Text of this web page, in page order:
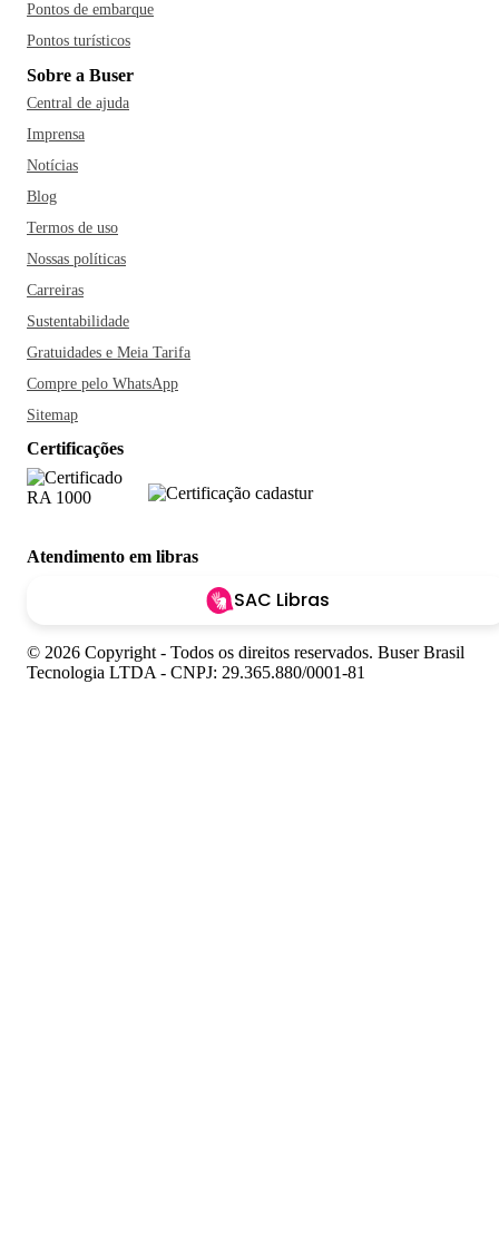
Pontos de embarque
Pontos turísticos
Sobre a Buser
Central de ajuda
Imprensa
Notícias
Blog
Termos de uso
Nossas políticas
Carreiras
Sustentabilidade
Gratuidades e Meia Tarifa
Compre pelo WhatsApp
Sitemap
Certificações
Atendimento em libras
SAC Libras
© 2026 Copyright - Todos os direitos reservados. Buser Brasil
Tecnologia LTDA - CNPJ: 29.365.880/0001-81